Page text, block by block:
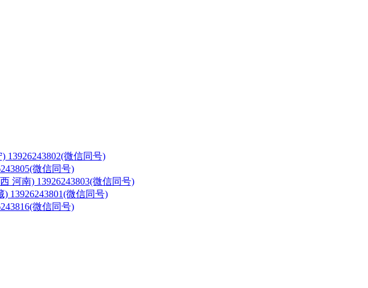
) 13926243802(微信同号)
微信同号)
河南) 13926243803(微信同号)
) 13926243801(微信同号)
微信同号)